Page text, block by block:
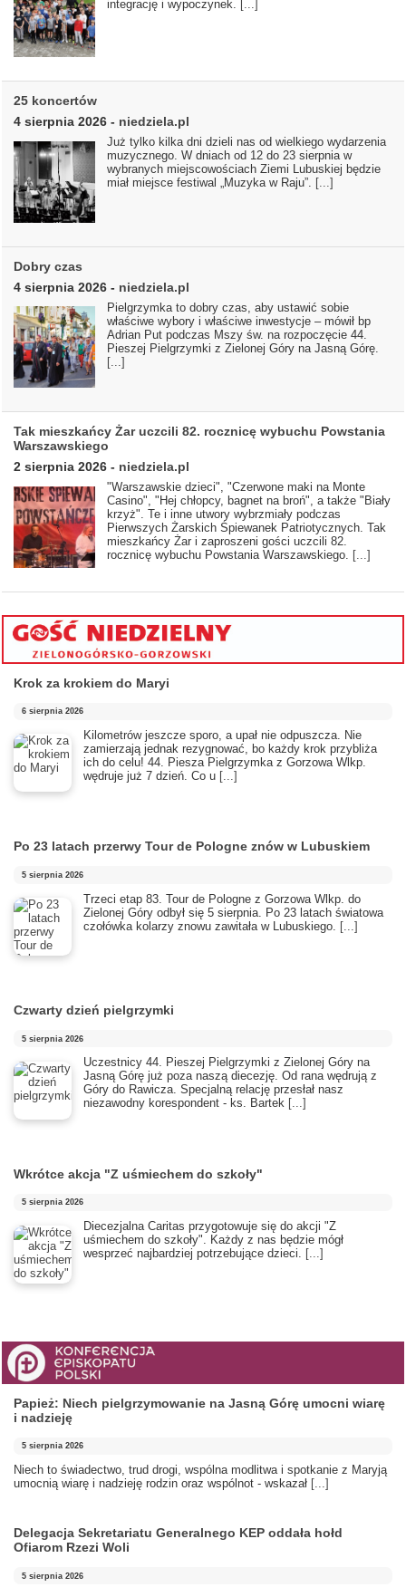
integrację i wypoczynek.
25 koncertów
4 sierpnia 2026 - niedziela.pl
Już tylko kilka dni dzieli nas od wielkiego wydarzenia
muzycznego. W dniach od 12 do 23 sierpnia w
wybranych miejscowościach Ziemi Lubuskiej będzie
miał miejsce festiwal „Muzyka w Raju”. [...]
Dobry czas
4 sierpnia 2026 - niedziela.pl
Pielgrzymka to dobry czas, aby ustawić sobie
właściwe wybory i właściwe inwestycje – mówił bp
Adrian Put podczas Mszy św. na rozpoczęcie 44.
Pieszej Pielgrzymki z Zielonej Góry na Jasną Górę.
[...]
Tak mieszkańcy Żar uczcili 82. rocznicę wybuchu Powstania
Warszawskiego
2 sierpnia 2026 - niedziela.pl
"Warszawskie dzieci", "Czerwone maki na Monte
Casino", "Hej chłopcy, bagnet na broń", a także "Biały
krzyż". Te i inne utwory wybrzmiały podczas
Pierwszych Żarskich Śpiewanek Patriotycznych. Tak
mieszkańcy Żar i zaproszeni gości uczcili 82.
rocznicę wybuchu Powstania Warszawskiego. [...]
Krok za krokiem do Maryi
6 sierpnia 2026
Kilometrów jeszcze sporo, a upał nie odpuszcza. Nie
zamierzają jednak rezygnować, bo każdy krok przybliża
ich do celu! 44. Piesza Pielgrzymka z Gorzowa Wlkp.
wędruje już 7 dzień. Co u [...]
Po 23 latach przerwy Tour de Pologne znów w Lubuskiem
5 sierpnia 2026
Trzeci etap 83. Tour de Pologne z Gorzowa Wlkp. do
Zielonej Góry odbył się 5 sierpnia. Po 23 latach światowa
czołówka kolarzy znowu zawitała w Lubuskiego. [...]
Czwarty dzień pielgrzymki
5 sierpnia 2026
Uczestnicy 44. Pieszej Pielgrzymki z Zielonej Góry na
Jasną Górę już poza naszą diecezję. Od rana wędrują z
Góry do Rawicza. Specjalną relację przesłał nasz
niezawodny korespondent - ks. Bartek [...]
Wkrótce akcja "Z uśmiechem do szkoły"
5 sierpnia 2026
Diecezjalna Caritas przygotowuje się do akcji "Z
uśmiechem do szkoły". Każdy z nas będzie mógł
wesprzeć najbardziej potrzebujące dzieci. [...]
Papież: Niech pielgrzymowanie na Jasną Górę umocni wiarę
i nadzieję
5 sierpnia 2026
Niech to świadectwo, trud drogi, wspólna modlitwa i spotkanie z Maryją
umocnią wiarę i nadzieję rodzin oraz wspólnot - wskazał [...]
Delegacja Sekretariatu Generalnego KEP oddała hołd
Ofiarom Rzezi Woli
5 sierpnia 2026